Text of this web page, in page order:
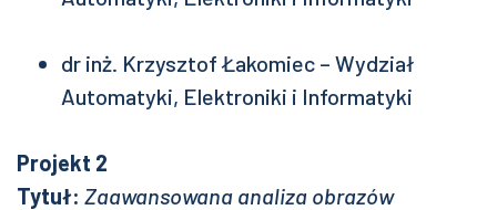
dr inż. Krzysztof Łakomiec – Wydział
Automatyki, Elektroniki i Informatyki
Projekt 2
Tytuł: Zaawansowana analiza obrazów